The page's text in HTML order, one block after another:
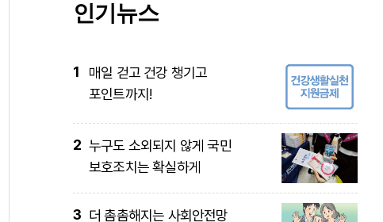
인기뉴스
1
매일 걷고 건강 챙기고
포인트까지!
2 누구도 소외되지 않게 국민
보호조치는 확실하게
3 더 촘촘해지는 사회안전망